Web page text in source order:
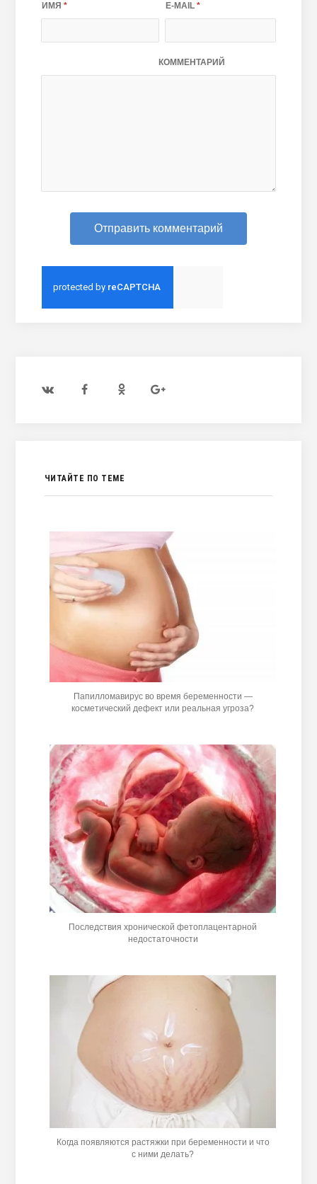
ИМЯ * E-MAIL *
КОММЕНТАРИЙ
ЧИТАЙТЕ ПО ТЕМЕ
Папилломавирус во время беременности —
косметический дефект или реальная угроза?
Последствия хронической фетоплацентарной
недостаточности
Когда появляются растяжки при беременности и что
с ними делать?